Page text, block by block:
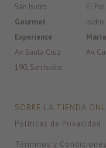
San Isidro
Gourmet
Experience
Av. Santa Cruz
190, San Isidro
El
Isidro
Av.
SOBRE LA TIENDA
Políticas de Privacidad
Términos y Condiciones